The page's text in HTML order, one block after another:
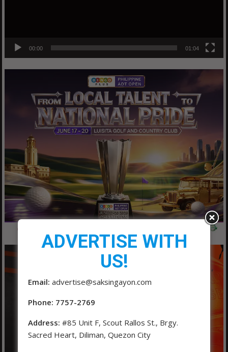
00:00 01:04
ADVERTISE WITH
US!
Email: advertise@saksingayon.com
Phone: 7757-2769
Address: #85 Unit F, Scout Rallos St., Brgy.
Sacred Heart, Diliman, Quezon City